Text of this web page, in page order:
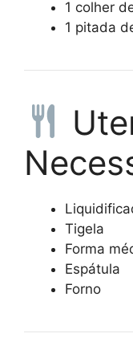
1 colher
1 pitada
Tigela
Forma
Espátula
Forno